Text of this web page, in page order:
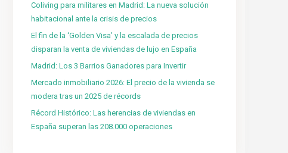
Coliving para militares en Madrid: La nueva solución
habitacional ante la crisis de precios
El fin de la ‘Golden Visa’ y la escalada de precios
disparan la venta de viviendas de lujo en España
Madrid: Los 3 Barrios Ganadores para Invertir
Mercado inmobiliario 2026: El precio de la vivienda se
modera tras un 2025 de récords
Récord Histórico: Las herencias de viviendas en
España superan las 208.000 operaciones